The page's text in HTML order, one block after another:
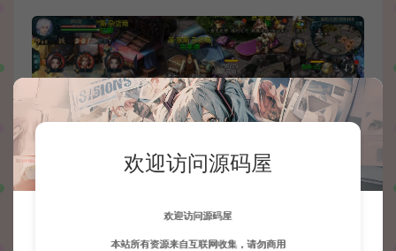
欢迎访问源码屋
欢迎访问源码屋
本站所有资源来自互联网收集，请勿商用